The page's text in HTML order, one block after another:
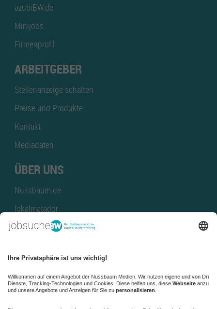
azubiBW.de
Minijobs
Firmenprofil
ARBEITGEBER
Stellenanzeige schalten
Preise und Produkte
Kontakt
Mediadaten
ÜBER UNS
Nussbaum.de
lokalmatador
kaufinBW
NussbaumID
Nussbaum Medien